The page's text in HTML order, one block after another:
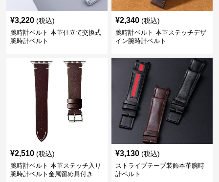
¥3,220 (税込)
腕時計ベルト 本革仕立て交換式
腕時計ベルト
¥2,340 (税込)
腕時計ベルト 本革ステッチデザ
イン腕時計ベルト
¥2,510 (税込)
腕時計ベルト 本革ステッチ入り
腕時計ベルト金属留め具付き
¥3,130 (税込)
ストライプテープ装飾本革腕時
計ベルト